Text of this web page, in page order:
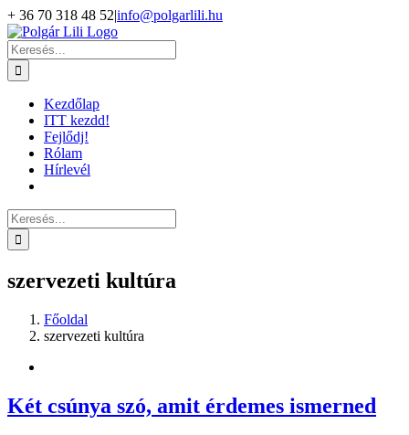
Kihagyás
+ 36 70 318 48 52|info@polgarlili.hu
Keresés...
Kezdőlap
ITT kezdd!
Fejlődj!
Rólam
Hírlevél
Keresés...
szervezeti kultúra
Főoldal
szervezeti kultúra
Két csúnya szó, amit érdemes ismerned